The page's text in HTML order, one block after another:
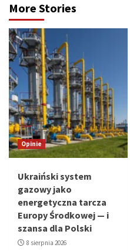
More Stories
Opinie
Ukraiński system
gazowy jako
energetyczna tarcza
Europy Środkowej — i
szansa dla Polski
8 sierpnia 2026